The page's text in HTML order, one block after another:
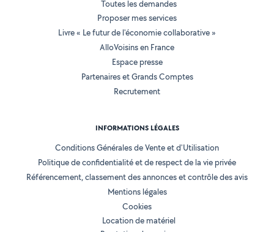
Toutes les demandes
Proposer mes services
Livre « Le futur de l'économie collaborative »
AlloVoisins en France
Espace presse
Partenaires et Grands Comptes
Recrutement
INFORMATIONS LÉGALES
Conditions Générales de Vente et d'Utilisation
Politique de confidentialité et de respect de la vie privée
Référencement, classement des annonces et contrôle des avis
Mentions légales
Cookies
Location de matériel